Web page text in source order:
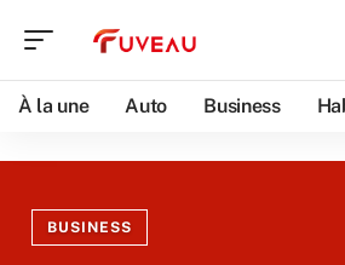
À la une Auto Business
BUSINESS